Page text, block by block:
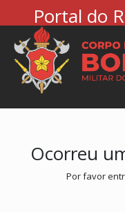
Portal do
Ocorreu
Por favor